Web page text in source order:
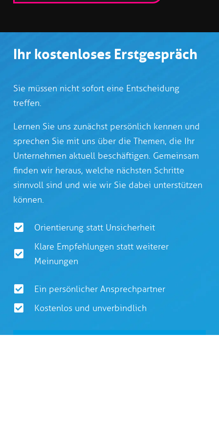
Ihr kostenloses Erstgespräch
Sie müssen nicht sofort eine Entscheidung
treffen.
Lernen Sie uns zunächst persönlich kennen und
sprechen Sie mit uns über die Themen, die Ihr
Unternehmen aktuell beschäftigen. Gemeinsam
finden wir heraus, welche nächsten Schritte
sinnvoll sind und wie wir Sie dabei unterstützen
können.
Orientierung statt Unsicherheit
Klare Empfehlungen statt weiterer
Meinungen
Ein persönlicher Ansprechpartner
Kostenlos und unverbindlich